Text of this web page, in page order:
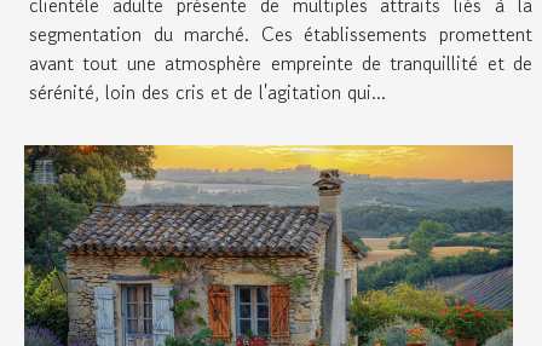
segmentation du marché. Ces établissements promettent
avant tout une atmosphère empreinte de tranquillité et de
sérénité, loin des cris et de l'agitation qui...